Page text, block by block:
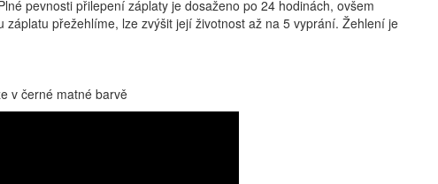
pevnosti přilepení záplaty je dosaženo po 24 hodinách, ovšem
přežehlíme, lze zvýšit její životnost až na 5 vyprání. Žehlení je
v černé matné barvě